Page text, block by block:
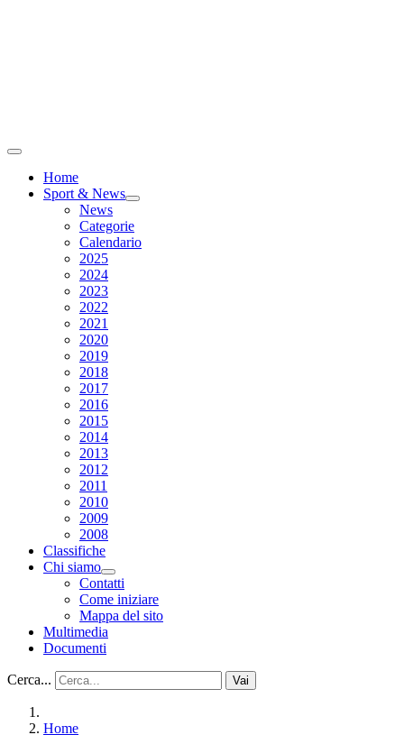
Home
Sport & News
News
Categorie
Calendario
2025
2024
2023
2022
2021
2020
2019
2018
2017
2016
2015
2014
2013
2012
2011
2010
2009
2008
Classifiche
Chi siamo
Contatti
Come iniziare
Mappa del sito
Multimedia
Documenti
Cerca... Vai
Home